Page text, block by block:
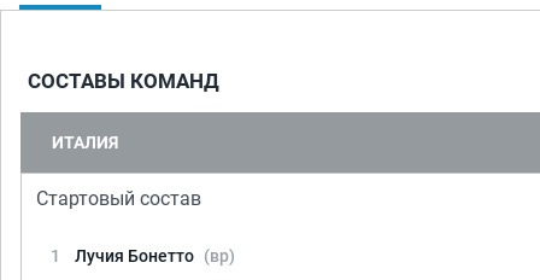
СОСТАВЫ КОМАНД
ИТАЛИЯ
Стартовый состав
1 Лучия Бонетто (вр)